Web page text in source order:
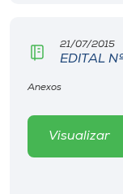
o idioma
21/07/2015
EDITAL
Anexos
Visualizar